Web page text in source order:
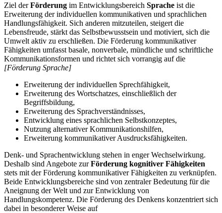
Ziel derFörderung im Entwicklungsbereich Sprache ist die
Erweiterung der individuellen kommunikativen und sprachlichen
Handlungsfähigkeit. Sich anderen mitzuteilen, steigert die
Lebensfreude, stärkt das Selbstbewusstsein und motiviert, sich die
Umwelt aktiv zu erschließen. Die Förderung kommunikativer
Fähigkeiten umfasst basale, nonverbale, mündliche und schriftliche
Kommunikationsformen und richtet sich vorrangig auf die
[Förderung Sprache]
Erweiterung der individuellen Sprechfähigkeit,
Erweiterung des Wortschatzes, einschließlich der
Begriffsbildung,
Erweiterung des Sprachverständnisses,
Entwicklung eines sprachlichen Selbstkonzeptes,
Nutzung alternativer Kommunikationshilfen,
Erweiterung kommunikativer Ausdrucksfähigkeiten.
Denk- und Sprachentwicklung stehen in enger Wechselwirkung.
Deshalb sind Angebote zurFörderung kognitiver Fähigkeiten
stets mit der Förderung kommunikativer Fähigkeiten zu verknüpfen.
Beide Entwicklungsbereiche sind von zentraler Bedeutung für die
Aneignung der Welt und zur Entwicklung von
Handlungskompetenz. Die Förderung des Denkens konzentriert sich
dabei in besonderer Weise auf